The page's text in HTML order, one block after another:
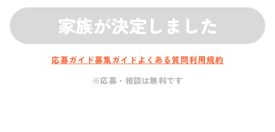
家族が決定しました
応募ガイド募集ガイド よくある質問利用規約
※応募・相談は無料です